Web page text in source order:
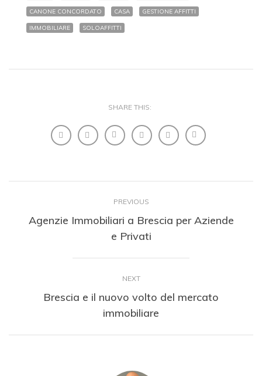
CANONE CONCORDATO CASA GESTIONE AFFITTI
IMMOBILIARE SOLOAFFITTI
SHARE THIS:
PREVIOUS
Agenzie Immobiliari a Brescia per Aziende
e Privati
NEXT
Brescia e il nuovo volto del mercato
immobiliare